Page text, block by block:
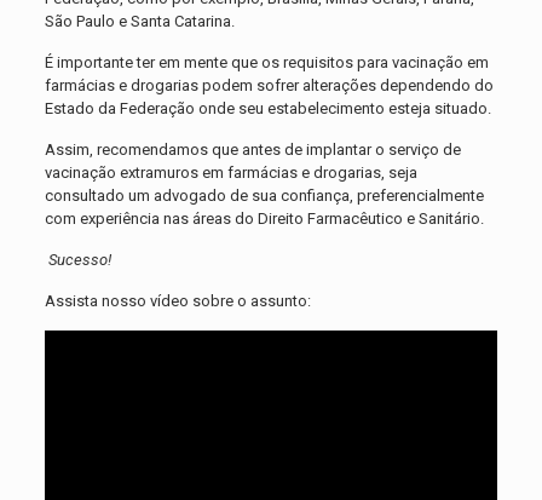
São Paulo e Santa Catarina.
É importante ter em mente que os requisitos para vacinação em
farmácias e drogarias podem sofrer alterações dependendo do
Estado da Federação onde seu estabelecimento esteja situado.
Assim, recomendamos que antes de implantar o serviço de
vacinação extramuros em farmácias e drogarias, seja
consultado um advogado de sua confiança, preferencialmente
com experiência nas áreas do Direito Farmacêutico e Sanitário.
Sucesso!
Assista nosso vídeo sobre o assunto: